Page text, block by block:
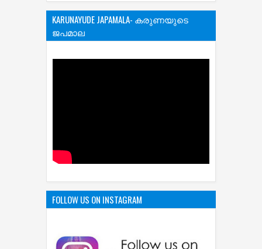
KARUNAYUDE JAPAMALA- കരുണയുടെ
ജപമാല
FOLLOW US ON INSTAGRAM